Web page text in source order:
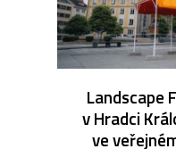
Landscape
v Hradci
ve